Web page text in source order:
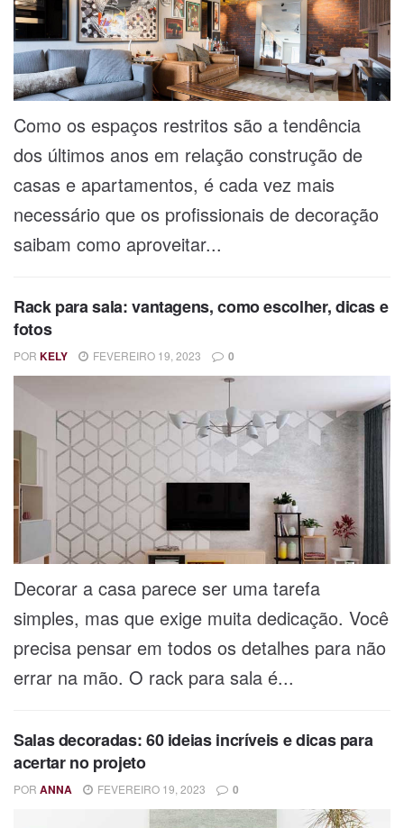
Como os espaços restritos são a tendência
dos últimos anos em relação construção de
casas e apartamentos, é cada vez mais
necessário que os profissionais de decoração
saibam como aproveitar...
Rack para sala: vantagens, como escolher, dicas e
fotos
POR KELY FEVEREIRO 19, 2023 0
Decorar a casa parece ser uma tarefa
simples, mas que exige muita dedicação. Você
precisa pensar em todos os detalhes para não
errar na mão. O rack para sala é...
Salas decoradas: 60 ideias incríveis e dicas para
acertar no projeto
POR ANNA FEVEREIRO 19, 2023 0